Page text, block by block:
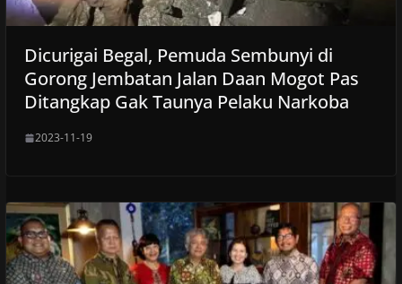
Dicurigai Begal, Pemuda Sembunyi di
Gorong Jembatan Jalan Daan Mogot Pas
Ditangkap Gak Taunya Pelaku Narkoba
2023-11-19